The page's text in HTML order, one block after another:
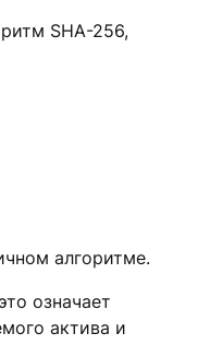
SHA-256,
алгоритме.
означает
актива и